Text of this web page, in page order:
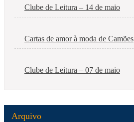
Clube de Leitura – 14 de maio
Cartas de amor à moda de Camões
Clube de Leitura – 07 de maio
Arquivo